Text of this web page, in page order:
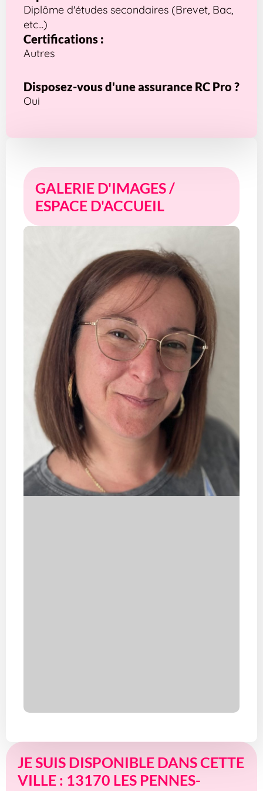
Diplôme d'études secondaires (Brevet, Bac,
etc...)
Certifications :
Autres
Disposez-vous d'une assurance RC Pro ?
Oui
GALERIE D'IMAGES /
ESPACE D'ACCUEIL
JE SUIS DISPONIBLE DANS CETTE
VILLE : 13170 LES PENNES-